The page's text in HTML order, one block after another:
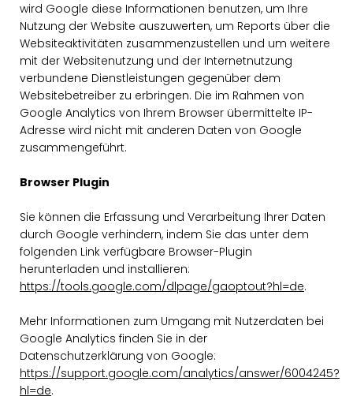
wird Google diese Informationen benutzen, um Ihre
Nutzung der Website auszuwerten, um Reports über die
Websiteaktivitäten zusammenzustellen und um weitere
mit der Websitenutzung und der Internetnutzung
verbundene Dienstleistungen gegenüber dem
Websitebetreiber zu erbringen. Die im Rahmen von
Google Analytics von Ihrem Browser übermittelte IP-
Adresse wird nicht mit anderen Daten von Google
zusammengeführt.
Browser Plugin
Sie können die Erfassung und Verarbeitung Ihrer Daten
durch Google verhindern, indem Sie das unter dem
folgenden Link verfügbare Browser-Plugin
herunterladen und installieren:
https://tools.google.com/dlpage/gaoptout?hl=de.
Mehr Informationen zum Umgang mit Nutzerdaten bei
Google Analytics finden Sie in der
Datenschutzerklärung von Google:
https://support.google.com/analytics/answer/6004245?
hl=de.